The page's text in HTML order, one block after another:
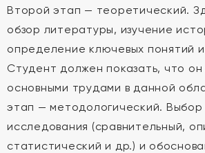
Второй этап — теоретический.
обзор литературы, изучение
определение ключевых понятий
Студент должен показать, что он
основными трудами в данной
этап — методологический.
исследования (сравнительный,
статистический и др.) и